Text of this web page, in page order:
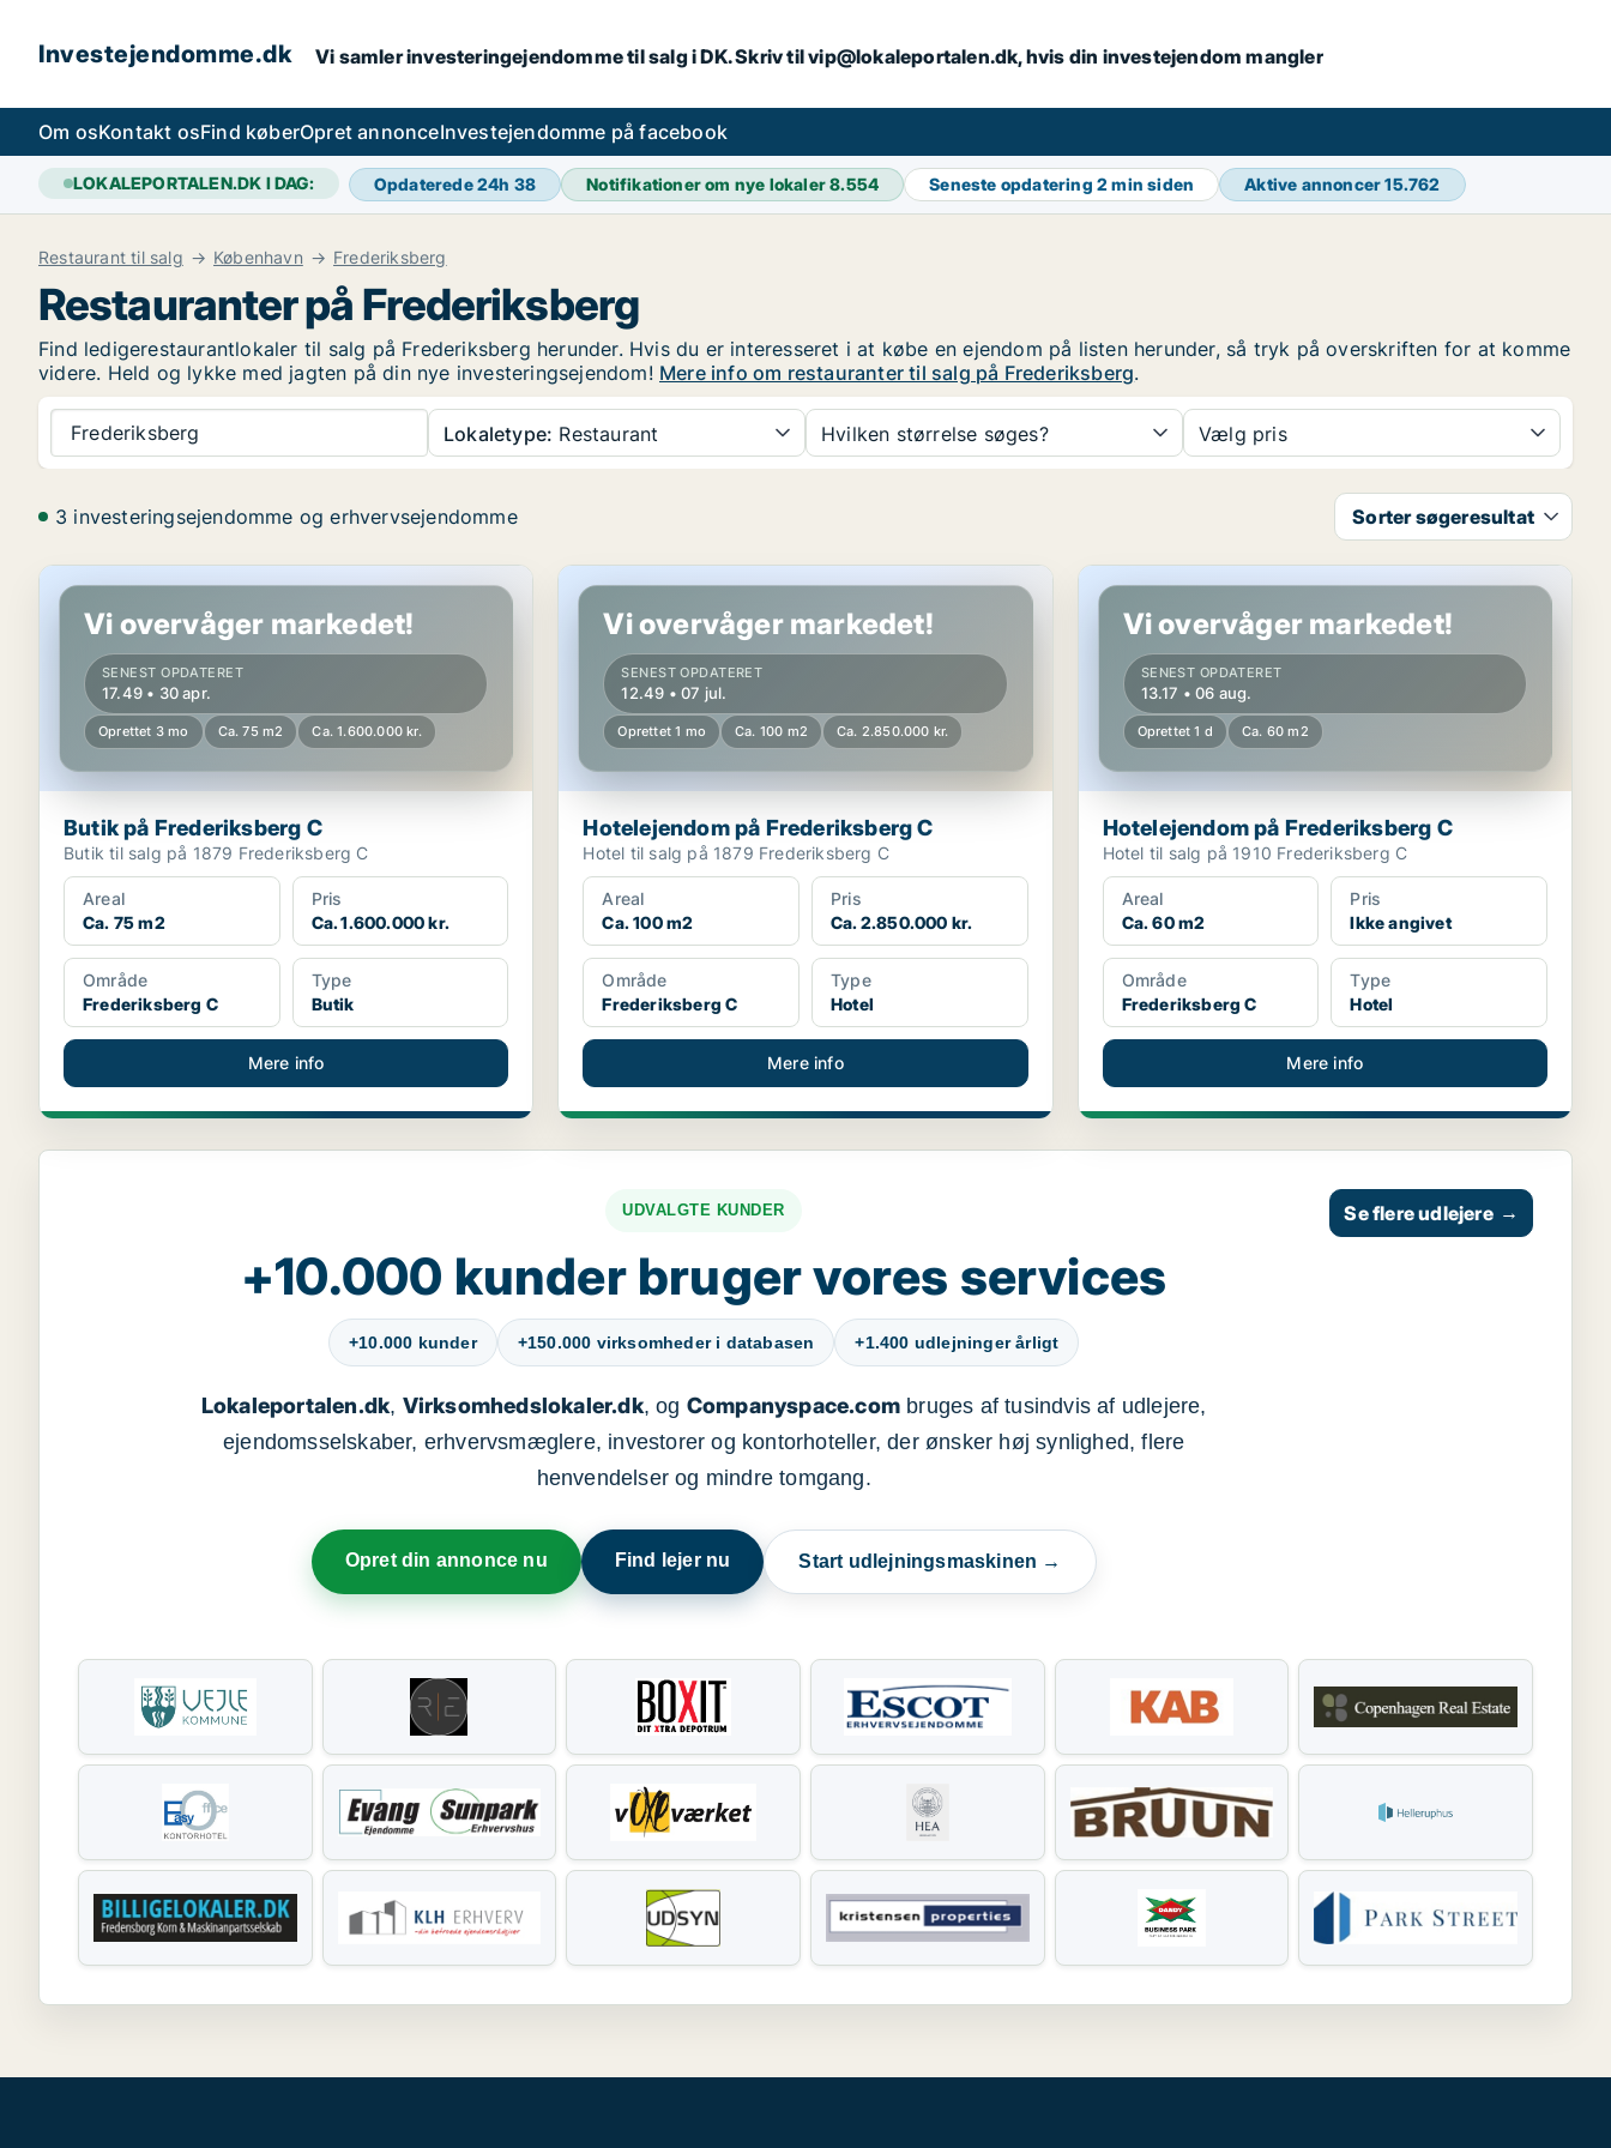
Investejendomme.dk Vi samler investeringejendomme til salg i DK. Skriv til vip@lokaleportalen.dk, hvis din investejendom mangler
Om osKontakt osFind køberOpret annonceInvestejendomme på facebook
LOKALEPORTALEN.DK I DAG: Opdaterede 24h 38 Notifikationer om nye lokaler8.554 Seneste opdatering2 min siden Aktive annoncer15.762
Restaurant til salg København Frederiksberg
Restauranter på Frederiksberg
Find ledigerestaurantlokaler til salg på Frederiksberg herunder. Hvis du er interesseret i at købe en ejendom på listen herunder, så tryk på overskriften for at komme
videre. Held og lykke med jagten på din nye investeringsejendom! Mere info om restauranter til salg på Frederiksberg.
Frederiksberg Lokaletype: Restaurant Hvilken størrelse søges? Vælg pris
3 investeringsejendomme og erhvervsejendomme Sorter søgeresultat
Butik på Frederiksberg C
Vi overvåger markedet!
SENEST OPDATERET
17.49 • 30 apr.
Oprettet 3 mo Ca. 75 m2 Ca. 1.600.000 kr.
Butik på Frederiksberg C
Butik til salg på 1879 Frederiksberg C
Areal
Ca. 75 m2
Pris
Ca. 1.600.000 kr.
Område
Frederiksberg C
Type
Butik
Mere info
Hotelejendom på Frederiksberg C
Vi overvåger markedet!
SENEST OPDATERET
12.49 • 07 jul.
Oprettet 1 mo Ca. 100 m2 Ca. 2.850.000 kr.
Hotelejendom på Frederiksberg C
Hotel til salg på 1879 Frederiksberg C
Areal
Ca. 100 m2
Pris
Ca. 2.850.000 kr.
Område
Frederiksberg C
Type
Hotel
Mere info
Hotelejendom på Frederiksberg C
Vi overvåger markedet!
SENEST OPDATERET
13.17 • 06 aug.
Oprettet 1 d Ca. 60 m2
Hotelejendom på Frederiksberg C
Hotel til salg på 1910 Frederiksberg C
Areal
Ca. 60 m2
Pris
Ikke angivet
Område
Frederiksberg C
Type
Hotel
Mere info
UDVALGTE KUNDER
+10.000 kunder bruger vores services
+10.000 kunder +150.000 virksomheder i databasen +1.400 udlejninger årligt
Lokaleportalen.dk, Virksomhedslokaler.dk, og Companyspace.combruges af tusindvis af udlejere,
ejendomsselskaber, erhvervsmæglere, investorer og kontorhoteller, der ønsker høj synlighed, flere
henvendelser og mindre tomgang.
Opret din annonce nu Find lejer nu Start udlejningsmaskinen →
Se flere udlejere →